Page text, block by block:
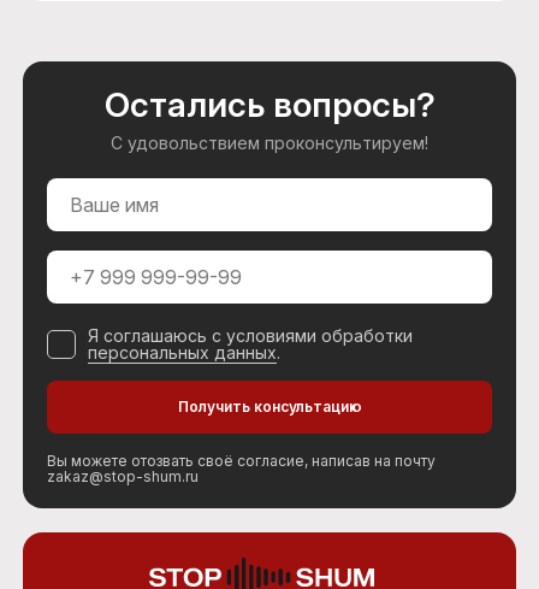
Остались вопросы?
С удовольствием проконсультируем!
Я соглашаюсь с условиями обработки
персональных данных.
Вы можете отозвать своё согласие, написав на почту
zakaz@stop-shum.ru